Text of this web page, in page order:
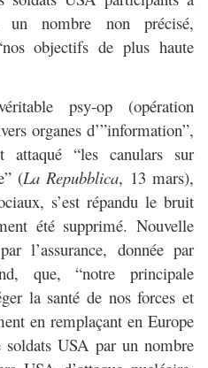
nombre non précisé,
objectifs de plus haute
psy-op (opération
organes d’”information”,
“les canulars sur
(La Repubblica, 13 mars),
s’est répandu le bruit
été supprimé. Nouvelle
l’assurance, donnée par
que, “notre principale
la santé de nos forces et
en remplaçant en Europe
USA par un nombre